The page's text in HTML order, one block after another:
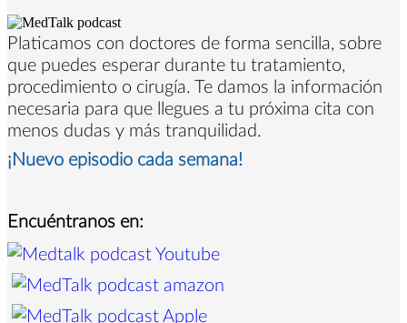
Platicamos con doctores de forma sencilla, sobre
que puedes esperar durante tu tratamiento,
procedimiento o cirugía. Te damos la información
necesaria para que llegues a tu próxima cita con
menos dudas y más tranquilidad.
¡Nuevo episodio cada semana!
Encuéntranos en: